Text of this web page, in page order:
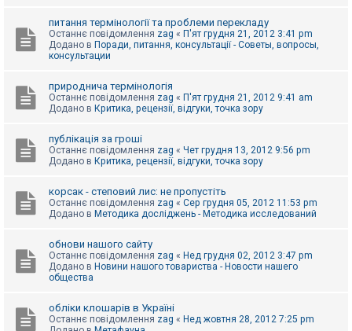
питання термінології та проблеми перекладу
Останнє повідомлення zag « П'ят грудня 21, 2012 3:41 pm
Додано в Поради, питання, консультації - Советы, вопросы,
консультации
природнича термінологія
Останнє повідомлення zag « П'ят грудня 21, 2012 9:41 am
Додано в Критика, рецензії, відгуки, точка зору
публікація за гроші
Останнє повідомлення zag « Чет грудня 13, 2012 9:56 pm
Додано в Критика, рецензії, відгуки, точка зору
корсак - степовий лис: не пропустіть
Останнє повідомлення zag « Сер грудня 05, 2012 11:53 pm
Додано в Методика досліджень - Методика исследований
обнови нашого сайту
Останнє повідомлення zag « Нед грудня 02, 2012 3:47 pm
Додано в Новини нашого товариства - Новости нашего
общества
обліки клошарів в Україні
Останнє повідомлення zag « Нед жовтня 28, 2012 7:25 pm